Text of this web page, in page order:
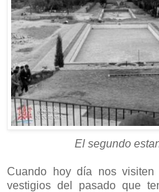
El segundo
Cuando hoy día nos
vestigios del pasado que